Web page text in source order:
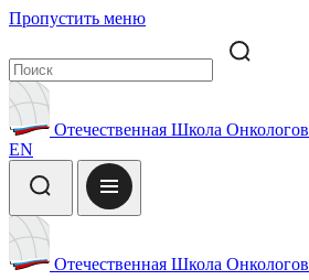
Пропустить меню
Отечественная Школа Онкологов
EN
Отечественная Школа Онкологов